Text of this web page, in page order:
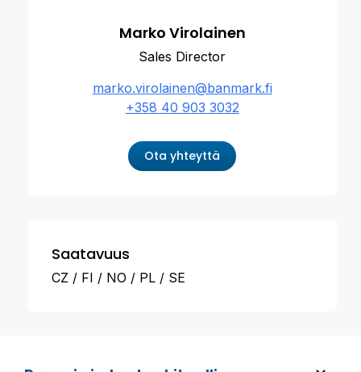
Marko Virolainen
Sales Director
marko.virolainen@banmark.fi
+358 40 903 3032
Ota yhteyttä
Saatavuus
CZ FI NO PL SE